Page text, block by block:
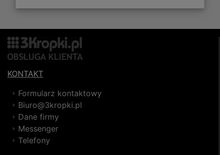
KONTAKT
Formularz kontaktowy
Biuro@3kropki.pl
Dane firmy
Messenger
Telefony